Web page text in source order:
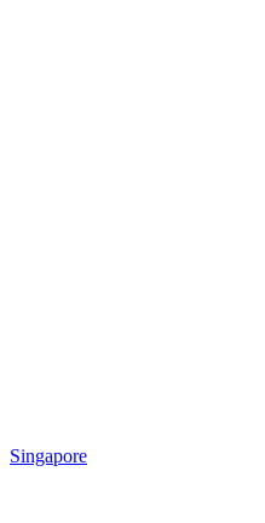
Singapore